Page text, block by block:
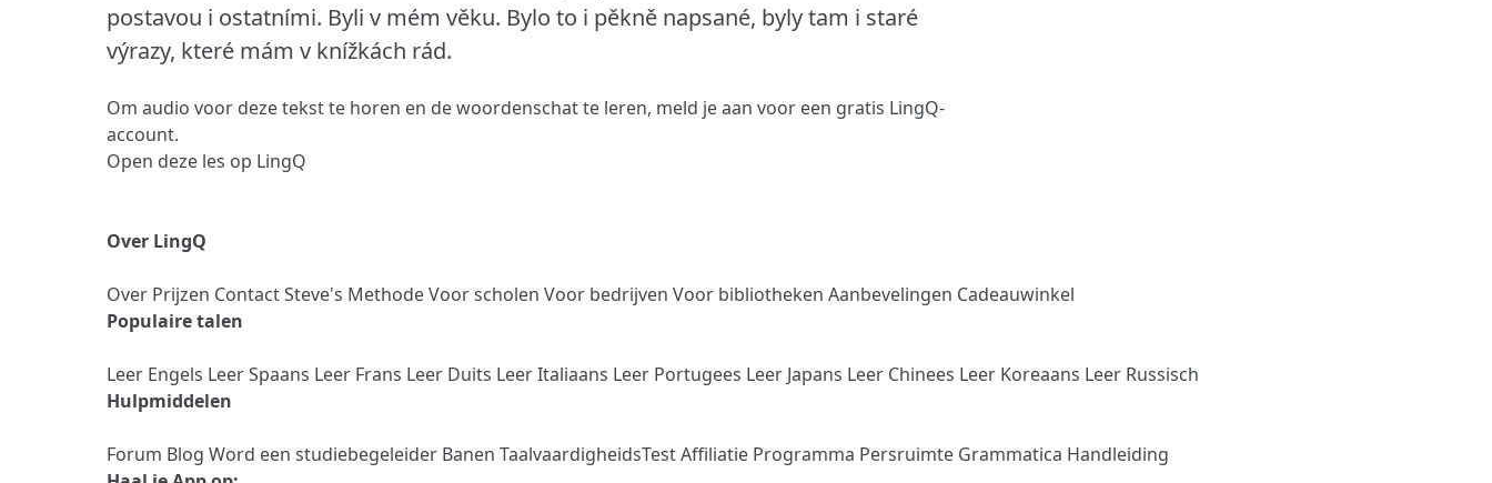
postavou i ostatními. Byli v mém věku. Bylo to i pěkně napsané, byly tam i staré
výrazy, které mám v knížkách rád.
Om audio voor deze tekst te horen en de woordenschat te leren, meld je aan voor een gratis LingQ-
account.
Open deze les op LingQ
Over LingQ
Over Prijzen ContactSteve's MethodeVoor scholen Voor bedrijven Voor bibliotheken Aanbevelingen Cadeauwinkel
Populaire talen
Leer Engels Leer Spaans Leer Frans Leer Duits Leer Italiaans Leer Portugees Leer Japans Leer Chinees Leer Koreaans Leer Russisch
Hulpmiddelen
Forum Blog Word een studiebegeleider Banen TaalvaardigheidsTestAffiliatie Programma Persruimte Grammatica Handleiding